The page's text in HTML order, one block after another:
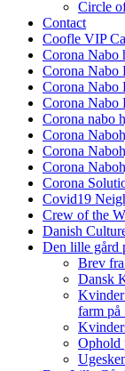
Circle
Contact
Coofle VIP
Corona Nabo
Corona Nabo
Corona Nabo
Corona
Corona nabo
Corona
Corona
Corona
Corona
Covid19
Crew of the
Danish
Den lille gård
Brev
Dansk
Kvinder
farm på
Ophold